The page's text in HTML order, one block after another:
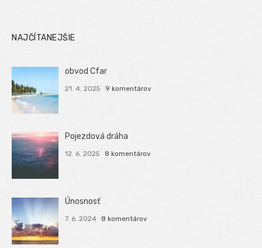
NAJČÍTANEJŠIE
obvod Cfar
21. 4. 2025 9 komentárov
Pojezdová dráha
12. 6. 2025 8 komentárov
Únosnosť
7. 6. 2024 8 komentárov